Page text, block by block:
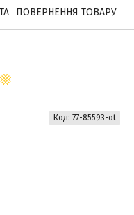
ПОВЕРНЕННЯ ТОВАРУ
Код: 77-85593-ot